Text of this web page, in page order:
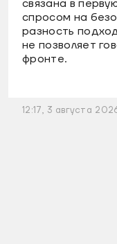
связана в
спросом на
разность
не позволяет
фронте.
12:17, 3 августа